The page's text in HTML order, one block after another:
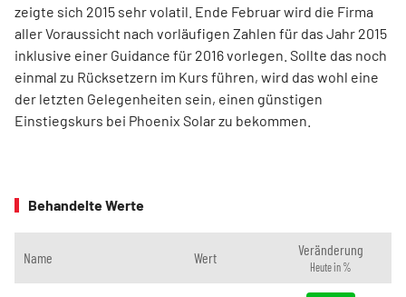
zeigte sich 2015 sehr volatil. Ende Februar wird die Firma
aller Voraussicht nach vorläufigen Zahlen für das Jahr 2015
inklusive einer Guidance für 2016 vorlegen. Sollte das noch
einmal zu Rücksetzern im Kurs führen, wird das wohl eine
der letzten Gelegenheiten sein, einen günstigen
Einstiegskurs bei Phoenix Solar zu bekommen.
Behandelte Werte
Name Wert Veränderung
Heute in %